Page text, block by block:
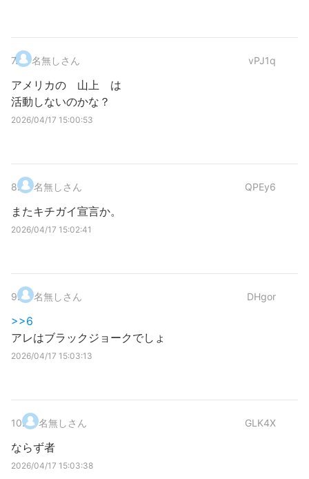
7. 名無しさん vPJ1q
アメリカの 山上 は
活動しないのかな？
2026/04/17 15:00:53
8. 名無しさん QPEy6
またキチガイ宣言か。
2026/04/17 15:02:41
9. 名無しさん DHgor
>>6
アレはブラックジョークでしょ
2026/04/17 15:03:13
10. 名無しさん GLK4X
ならず者
2026/04/17 15:03:38